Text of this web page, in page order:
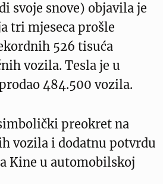
svoje snove) objavila je
tri mjeseca prošle
526 tisuća
vozila. Tesla je u
484.500 vozila.
preokret na
vozila i dodatnu potvrdu
Kine u automobilskoj